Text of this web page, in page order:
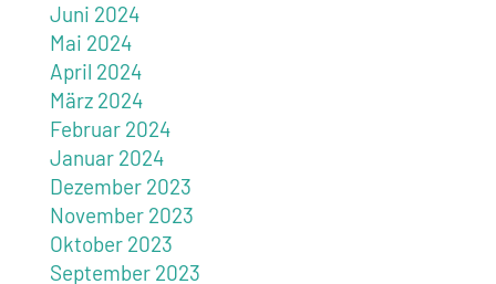
Juni 2024
Mai 2024
April 2024
März 2024
Februar 2024
Januar 2024
Dezember 2023
November 2023
Oktober 2023
September 2023